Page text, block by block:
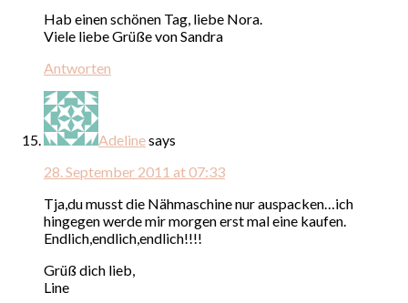
Hab einen schönen Tag, liebe Nora.
Viele liebe Grüße von Sandra
Antworten
Adelinesays
28. September 2011 at 07:33
Tja,du musst die Nähmaschine nur auspacken…ich
hingegen werde mir morgen erst mal eine kaufen.
Endlich,endlich,endlich!!!!
Grüß dich lieb,
Line